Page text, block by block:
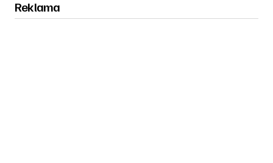
Reklama